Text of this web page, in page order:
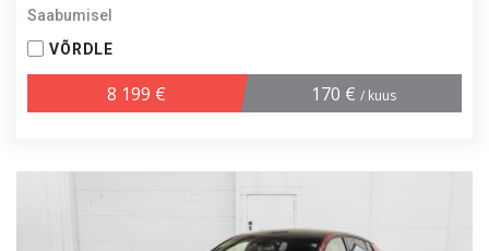
Saabumisel
VÕRDLE
8 199 € 170 € / kuus